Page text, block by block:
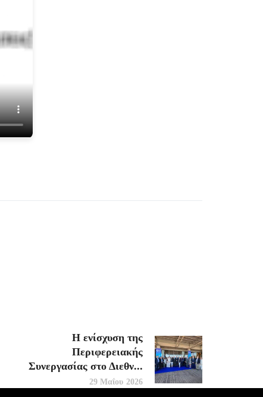
Η ενίσχυση της
Περιφερειακής
Συνεργασίας στο Διεθν...
29 Μαΐου 2026